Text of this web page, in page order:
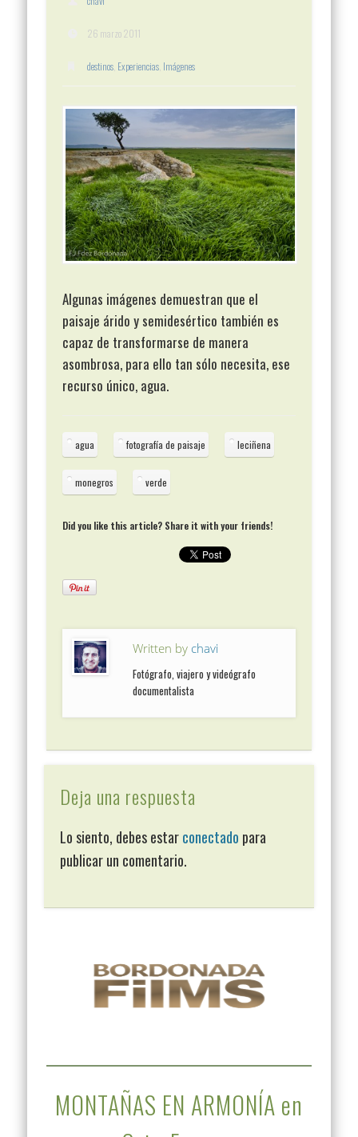
26 marzo 2011
destinos Experiencias Imágenes
Algunas imágenes demuestran que el
paisaje árido y semidesértico también es
capaz de transformarse de manera
asombrosa, para ello tan sólo necesita, ese
recurso único, agua.
agua fotografía de paisaje leciñena
monegros verde
Did you like this article? Share it with your friends!
Written by chavi
Fotógrafo, viajero y videógrafo
documentalista
Deja una respuesta
Lo siento, debes estarconectado para
publicar un comentario.
MONTAÑAS EN ARMONÍA en